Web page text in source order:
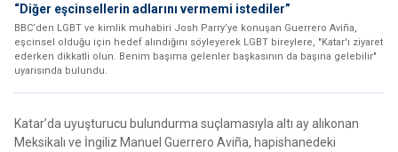
“Diğer eşcinsellerin adlarını vermemi istediler”
BBC’den LGBT ve kimlik muhabiri Josh Parry’ye konuşan Guerrero Aviña,
eşcinsel olduğu için hedef alındığını söyleyerek LGBT bireylere, "Katar'ı ziyaret
ederken dikkatli olun. Benim başıma gelenler başkasının da başına gelebilir"
uyarısında bulundu.
Katar’da uyuşturucu bulundurma suçlamasıyla altı ay alıkonan
Meksikalı ve İngiliz Manuel Guerrero Aviña, hapishanedeki